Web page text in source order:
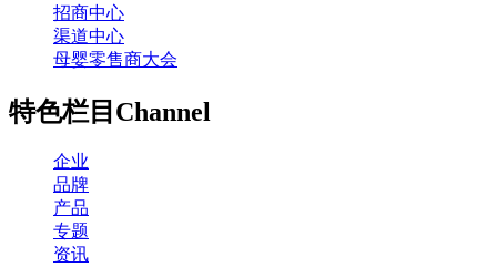
招商中心
渠道中心
母婴零售商大会
特色栏目 Channel
企业
品牌
产品
专题
资讯